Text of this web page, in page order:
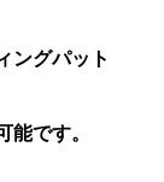
ングパット
能です。